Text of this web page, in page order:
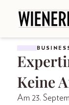
Keine
Am 23.